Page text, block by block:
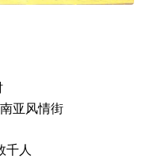
亚风情街
千人